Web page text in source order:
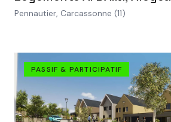
Pennautier, Carcassonne (11)
PASSIF & PARTICIPATIF